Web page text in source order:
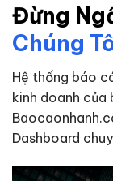
Đừng
Chúng
Hệ thống báo
kinh doanh của
Dashboard